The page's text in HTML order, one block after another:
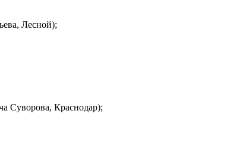
Лесной);
Суворова, Краснодар);